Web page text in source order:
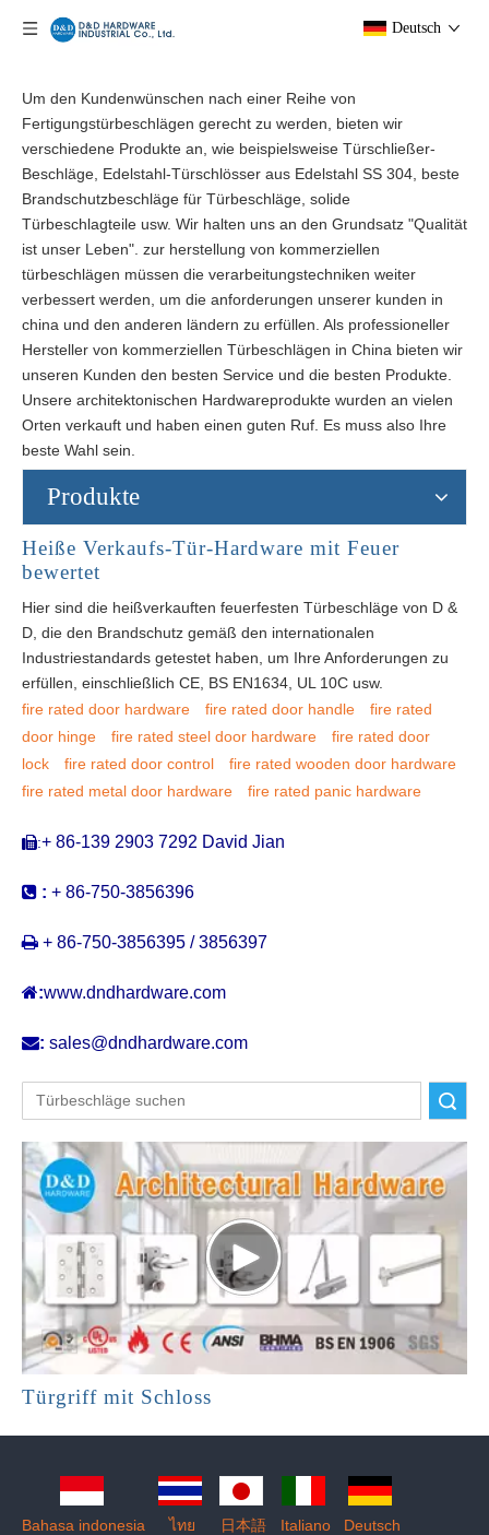
Deutsch
Um den Kundenwünschen nach einer Reihe von
Fertigungstürbeschlägen gerecht zu werden, bieten wir
verschiedene Produkte an, wie beispielsweise Türschließer-
Beschläge, Edelstahl-Türschlösser aus Edelstahl SS 304, beste
Brandschutzbeschläge für Türbeschläge, solide
Türbeschlagteile usw. Wir halten uns an den Grundsatz "Qualität
ist unser Leben". zur herstellung von kommerziellen
türbeschlägen müssen die verarbeitungstechniken weiter
verbessert werden, um die anforderungen unserer kunden in
china und den anderen ländern zu erfüllen. Als professioneller
Hersteller von kommerziellen Türbeschlägen in China bieten wir
unseren Kunden den besten Service und die besten Produkte.
Unsere architektonischen Hardwareprodukte wurden an vielen
Orten verkauft und haben einen guten Ruf. Es muss also Ihre
beste Wahl sein.
Produkte
Heiße Verkaufs-Tür-Hardware mit Feuer
bewertet
Hier sind die heißverkauften feuerfesten Türbeschläge von D &
D, die den Brandschutz gemäß den internationalen
Industriestandards getestet haben, um Ihre Anforderungen zu
erfüllen, einschließlich CE, BS EN1634, UL 10C usw.
fire rated door hardware
fire rated door handle
fire rated
door hinge
fire rated steel door hardware
fire rated door
lock
fire rated door control
fire rated wooden door hardware
fire rated metal door hardware
fire rated panic hardware
:+ 86-139 2903 7292 David Jian
 : + 86-750-3856396
 + 86-750-3856395 / 3856397
:www.dndhardware.com
: sales@dndhardware.com
Türgriff mit Schloss
Bahasa indonesia ไทย 日本語 Italiano Deutsch